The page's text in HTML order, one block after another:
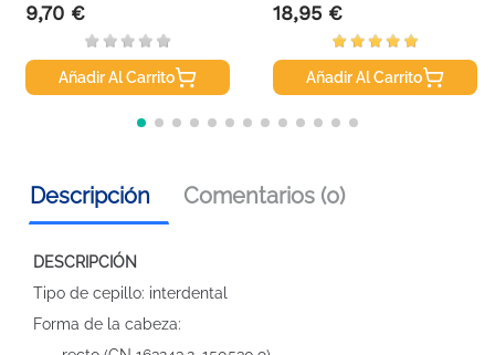
Precio
9,70 €
Añadir Al Carrito
Precio
18,95 €
Añadir Al Carrito
Descripción Comentarios (0)
DESCRIPCIÓN
Tipo de cepillo: interdental
Forma de la cabeza: